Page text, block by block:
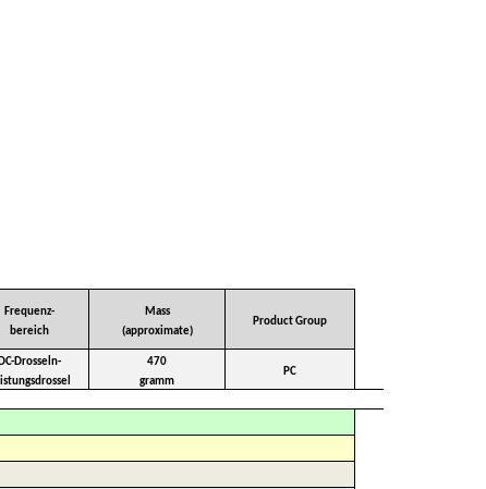
Frequenz-
bereich
Mass
(approximate)
Product Group
DC-Drosseln-
470
gramm
PC